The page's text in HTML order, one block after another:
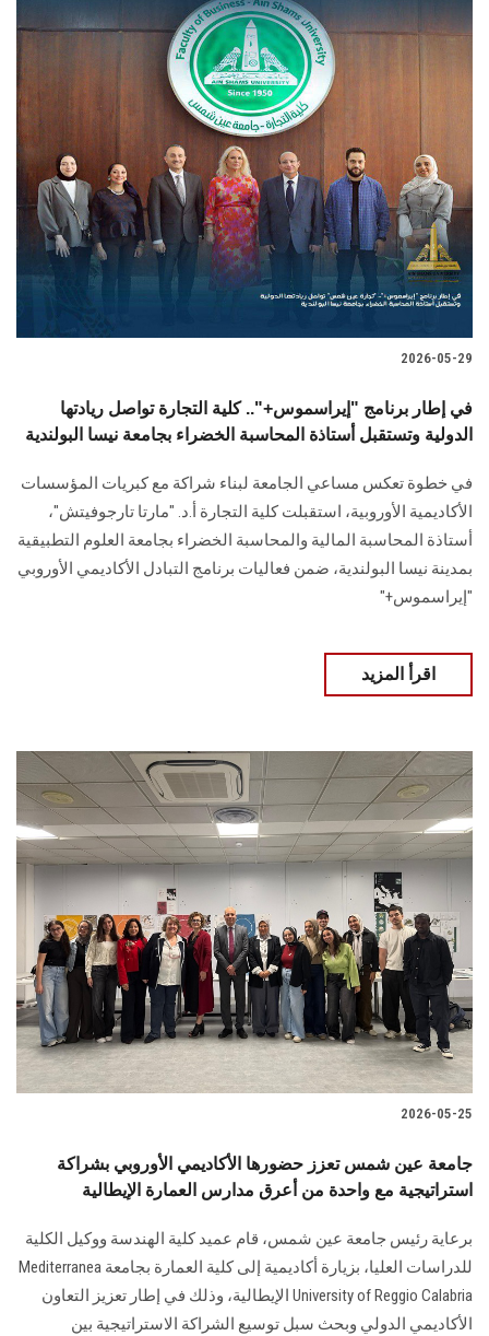
2026-05-29
في إطار برنامج "إيراسموس+".. كلية التجارة تواصل ريادتها
الدولية وتستقبل أستاذة المحاسبة الخضراء بجامعة نيسا البولندية
في خطوة تعكس مساعي الجامعة لبناء شراكة مع كبريات المؤسسات
الأكاديمية الأوروبية، استقبلت كلية التجارة أ.د. "مارتا تارجوفيتش"،
أستاذة المحاسبة المالية والمحاسبة الخضراء بجامعة العلوم التطبيقية
بمدينة نيسا البولندية، ضمن فعاليات برنامج التبادل الأكاديمي الأوروبي
"إيراسموس+"
اقرأ المزيد
2026-05-25
جامعة عين شمس تعزز حضورها الأكاديمي الأوروبي بشراكة
استراتيجية مع واحدة من أعرق مدارس العمارة الإيطالية
برعاية رئيس جامعة عين شمس، قام عميد كلية الهندسة ووكيل الكلية
للدراسات العليا، بزيارة أكاديمية إلى كلية العمارة بجامعة Mediterranea
University of Reggio Calabria الإيطالية، وذلك في إطار تعزيز التعاون
الأكاديمي الدولي وبحث سبل توسيع الشراكة الاستراتيجية بين